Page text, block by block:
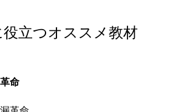
立つオススメ教材
命